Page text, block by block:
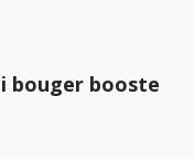
bouger booste